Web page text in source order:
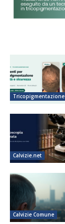
Tricopigmentazione
Calvizie.net
Calvizie Comune